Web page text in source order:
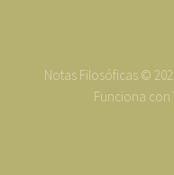
Notas Filosóficas ©
Funciona con